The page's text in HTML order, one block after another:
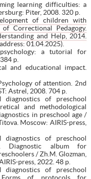
learning difficulties: a
Piter, 2008. 320 p.
of children with
Correctional Pedagogy.
and Help, 2014.
01.04.2025).
a tutorial for
p.
and educational impact.
of attention. 2nd
Astrel, 2008. 704 p.
diagnostics of preschool
and methodological
in preschool age /
Moscow: AIRIS-press,
diagnostics of preschool
album for
/ Zh.M. Glozman,
press, 2022. 48 p.
diagnostics of preschool